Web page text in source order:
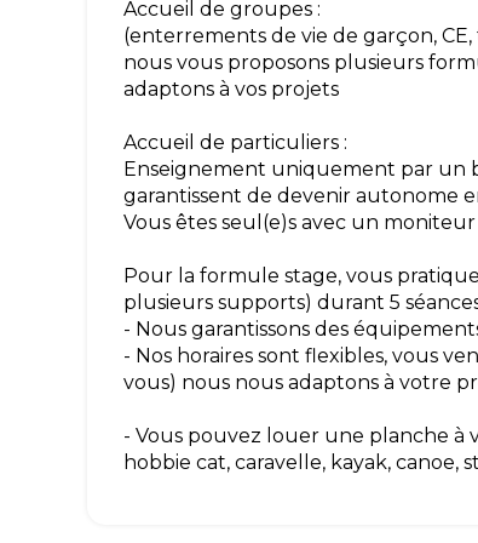
Accueil de groupes :
(enterrements de vie de garçon,
nous vous proposons plusieurs
adaptons à vos projets
Accueil de particuliers :
Enseignement uniquement par un
garantissent de devenir autonome
Vous êtes seul(e)s avec un
Pour la formule stage, vous
plusieurs supports) durant 5
- Nous garantissons des
- Nos horaires sont flexibles, vous
vous) nous nous adaptons à votre
- Vous pouvez louer une planche à
hobbie cat, caravelle, kayak, canoe,